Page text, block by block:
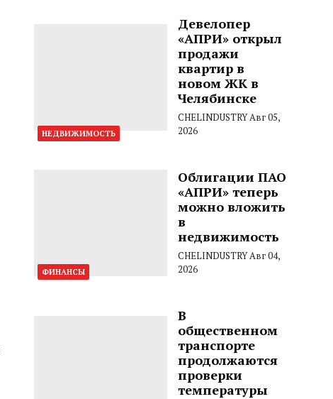
НЕДВИЖИМОСТЬ
Девелопер
«АПРИ» открыл
продажи
квартир в
новом ЖК в
Челябинске
CHELINDUSTRYАвг 05,
2026
ФИНАНСЫ
Облигации ПАО
«АПРИ» теперь
можно вложить
в
недвижимость
CHELINDUSTRYАвг 04,
2026
В
общественном
транспорте
продолжаются
проверки
температуры